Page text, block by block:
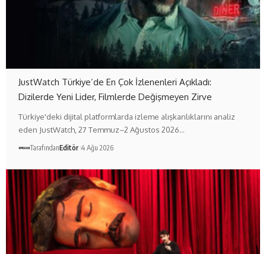
JustWatch Türkiye’de En Çok İzlenenleri Açıkladı:
Dizilerde Yeni Lider, Filmlerde Değişmeyen Zirve
Türkiye'deki dijital platformlarda izleme alışkanlıklarını analiz
eden JustWatch, 27 Temmuz–2 Ağustos 2026…
TarafındanEditör 4 Ağu 2026